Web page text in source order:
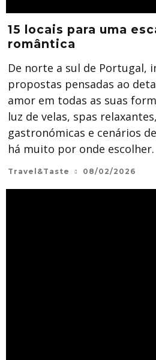
15 locais para uma
romântica
De norte a sul de Portugal,
propostas pensadas ao
amor em todas as suas
luz de velas, spas
gastronómicas e cenários
há muito por onde escolher.
Travel&Taste 08/02/2026